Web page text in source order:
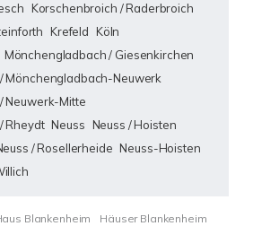
Korschenbroich / Raderbroich
Krefeld Köln
Mönchengladbach / Giesenkirchen
Mönchengladbach-Neuwerk
Neuwerk-Mitte
Rheydt Neuss Neuss / Hoisten
/ Rosellerheide Neuss-Hoisten
Blankenheim
Häuser Blankenheim